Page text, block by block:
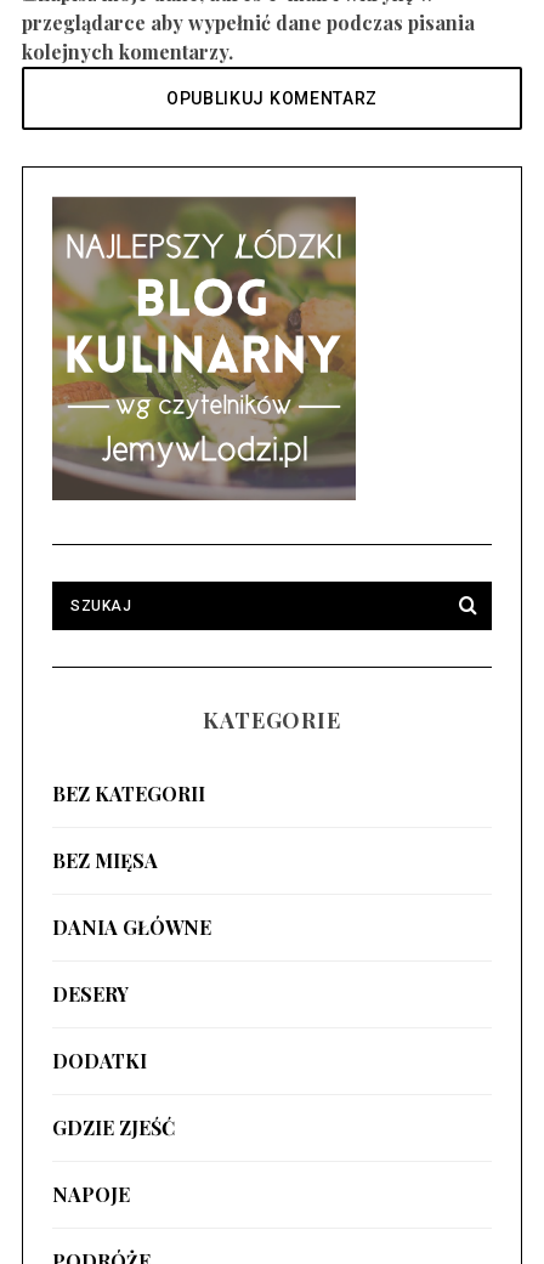
przeglądarce aby wypełnić dane podczas pisania
kolejnych komentarzy.
KATEGORIE
BEZ KATEGORII
BEZ MIĘSA
DANIA GŁÓWNE
DESERY
DODATKI
GDZIE ZJEŚĆ
NAPOJE